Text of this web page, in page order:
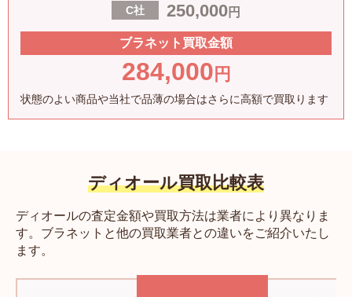
カップ ソーサー
クリスチャン ディオール レディ ディオール コーヒー
HYJ02CTM0U C000
〜9,000円
C社 250,000円
ブラネット買取金額
284,000 円
状態のよい商品や当社で品薄の場合はさらに高額で買取ります
ディオール買取比較表
ディオールの査定金額や買取方法は業者により異なりま
す。ブラネットと他の買取業者との違いをご紹介いたし
ます。